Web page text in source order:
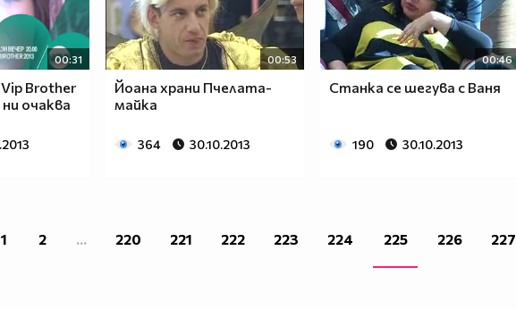
00:31
Brother
очаква
00:53
Йоана храни Пчелата-
майка
364 30.10.2013
00:46
Станка се шегува с Ваня
190 30.10.2013
1 2 ... 220 221 222 223 224 225 226 227